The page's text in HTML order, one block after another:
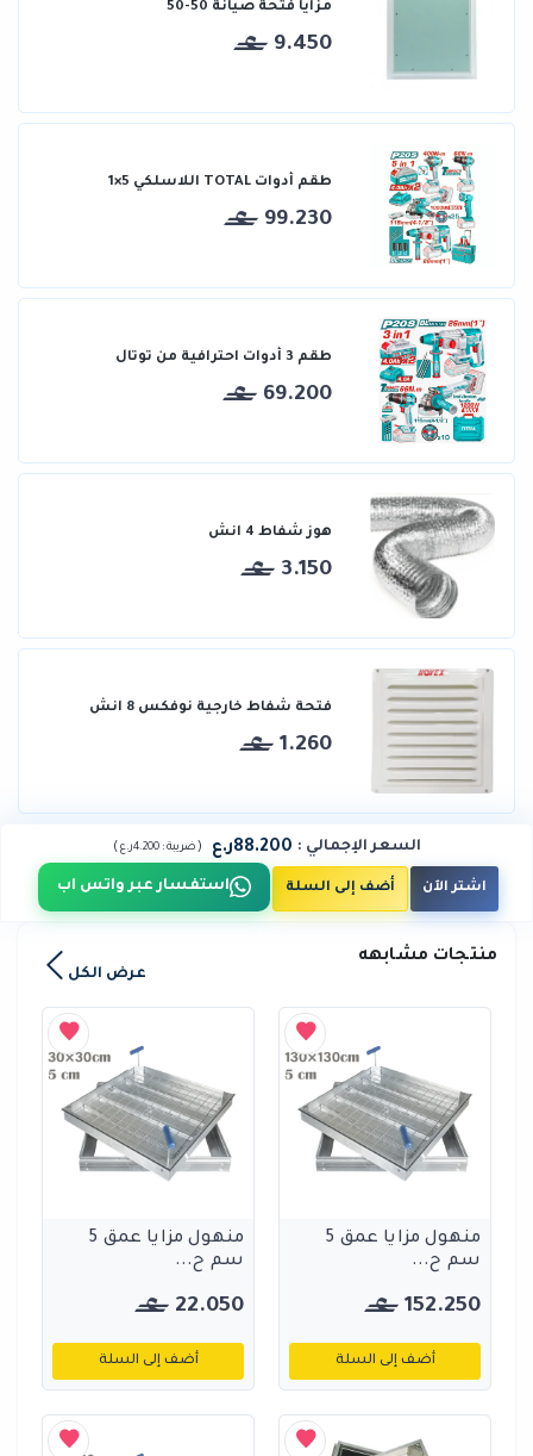
مزايا فتحة صيانة 50-50
9.450
طقم أدوات TOTAL اللاسلكي 5×1
99.230
طقم 3 أدوات احترافية من توتال
69.200
هوز شفاط 4 انش
3.150
فتحة شفاط خارجية نوفكس 8 انش
1.260
السعر الإجمالي : 88.200ر.ع (ضريبة :4.200ر.ع )
اشتر الآن أضف إلى السلة استفسار عبر واتس اب
منتجات مشابهه
عرض الكل
منهول مزايا عمق 5
سم ح...
152.250
أضف إلى السلة
منهول مزايا عمق 5
سم ح...
22.050
أضف إلى السلة